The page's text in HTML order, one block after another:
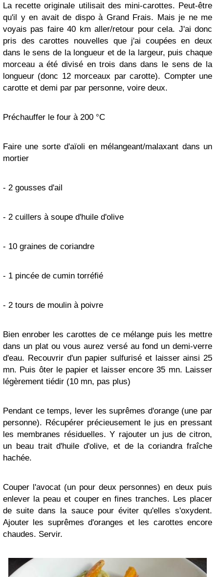
La recette originale utilisait des mini-carottes. Peut-être
qu'il y en avait de dispo à Grand Frais. Mais je ne me
voyais pas faire 40 km aller/retour pour cela. J'ai donc
pris des carottes nouvelles que j'ai coupées en deux
dans le sens de la longueur et de la largeur, puis chaque
morceau a été divisé en trois dans dans le sens de la
longueur (donc 12 morceaux par carotte). Compter une
carotte et demi par par personne, voire deux.
Préchauffer le four à 200 °C
Faire une sorte d'aïoli en mélangeant/malaxant dans un
mortier
- 2 gousses d'ail
- 2 cuillers à soupe d'huile d'olive
- 10 graines de coriandre
- 1 pincée de cumin torréfié
- 2 tours de moulin à poivre
Bien enrober les carottes de ce mélange puis les mettre
dans un plat ou vous aurez versé au fond un demi-verre
d'eau. Recouvrir d'un papier sulfurisé et laisser ainsi 25
mn. Puis ôter le papier et laisser encore 35 mn. Laisser
légèrement tiédir (10 mn, pas plus)
Pendant ce temps, lever les suprêmes d'orange (une par
personne). Récupérer précieusement le jus en pressant
les membranes résiduelles. Y rajouter un jus de citron,
un beau trait d'huile d'olive, et de la coriandra fraîche
hachée.
Couper l'avocat (un pour deux personnes) en deux puis
enlever la peau et couper en fines tranches. Les placer
de suite dans la sauce pour éviter qu'elles s'oxydent.
Ajouter les suprêmes d'oranges et les carottes encore
chaudes. Servir.